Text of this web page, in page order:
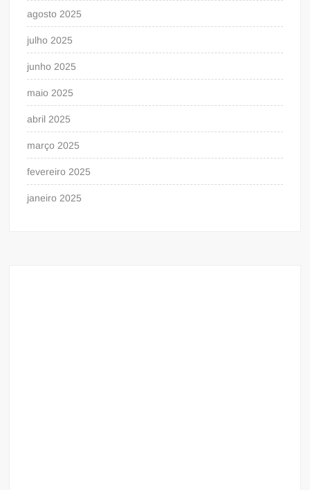
agosto 2025
julho 2025
junho 2025
maio 2025
abril 2025
março 2025
fevereiro 2025
janeiro 2025